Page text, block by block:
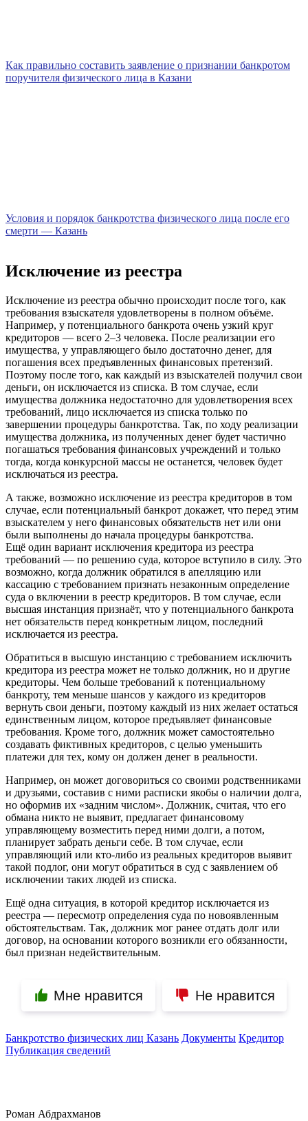
Как правильно составить заявление о признании банкротом
поручителя физического лица в Казани
Условия и порядок банкротства физического лица после его
смерти — Казань
Исключение из реестра
Исключение из реестра обычно происходит после того, как
требования взыскателя удовлетворены в полном объёме.
Например, у потенциального банкрота очень узкий круг
кредиторов — всего 2–3 человека. После реализации его
имущества, у управляющего было достаточно денег, для
погашения всех предъявленных финансовых претензий.
Поэтому после того, как каждый из взыскателей получил свои
деньги, он исключается из списка. В том случае, если
имущества должника недостаточно для удовлетворения всех
требований, лицо исключается из списка только по
завершении процедуры банкротства. Так, по ходу реализации
имущества должника, из полученных денег будет частично
погашаться требования финансовых учреждений и только
тогда, когда конкурсной массы не останется, человек будет
исключаться из реестра.
А также, возможно исключение из реестра кредиторов в том
случае, если потенциальный банкрот докажет, что перед этим
взыскателем у него финансовых обязательств нет или они
были выполнены до начала процедуры банкротства.
Ещё один вариант исключения кредитора из реестра
требований — по решению суда, которое вступило в силу. Это
возможно, когда должник обратился в апелляцию или
кассацию с требованием признать незаконным определение
суда о включении в реестр кредиторов. В том случае, если
высшая инстанция признаёт, что у потенциального банкрота
нет обязательств перед конкретным лицом, последний
исключается из реестра.
Обратиться в высшую инстанцию с требованием исключить
кредитора из реестра может не только должник, но и другие
кредиторы. Чем больше требований к потенциальному
банкроту, тем меньше шансов у каждого из кредиторов
вернуть свои деньги, поэтому каждый из них желает остаться
единственным лицом, которое предъявляет финансовые
требования. Кроме того, должник может самостоятельно
создавать фиктивных кредиторов, с целью уменьшить
платежи для тех, кому он должен денег в реальности.
Например, он может договориться со своими родственниками
и друзьями, составив с ними расписки якобы о наличии долга,
но оформив их «задним числом». Должник, считая, что его
обмана никто не выявит, предлагает финансовому
управляющему возместить перед ними долги, а потом,
планирует забрать деньги себе. В том случае, если
управляющий или кто-либо из реальных кредиторов выявит
такой подлог, они могут обратиться в суд с заявлением об
исключении таких людей из списка.
Ещё одна ситуация, в которой кредитор исключается из
реестра — пересмотр определения суда по новоявленным
обстоятельствам. Так, должник мог ранее отдать долг или
договор, на основании которого возникли его обязанности,
был признан недействительным.
Мне нравится Не нравится
Банкротство физических лиц Казань Документы Кредитор
Публикация сведений
Роман Абдрахманов